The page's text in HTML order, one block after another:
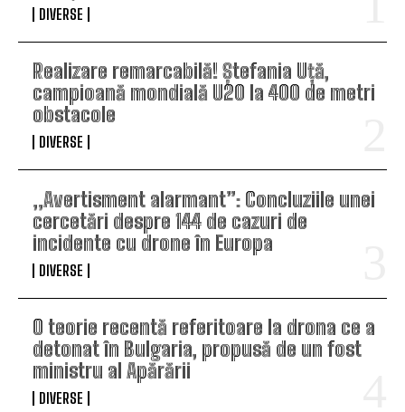
DIVERSE
Realizare remarcabilă! Ștefania Uță,
campioană mondială U20 la 400 de metri
obstacole
DIVERSE
„Avertisment alarmant”: Concluziile unei
cercetări despre 144 de cazuri de
incidente cu drone în Europa
DIVERSE
O teorie recentă referitoare la drona ce a
detonat în Bulgaria, propusă de un fost
ministru al Apărării
DIVERSE